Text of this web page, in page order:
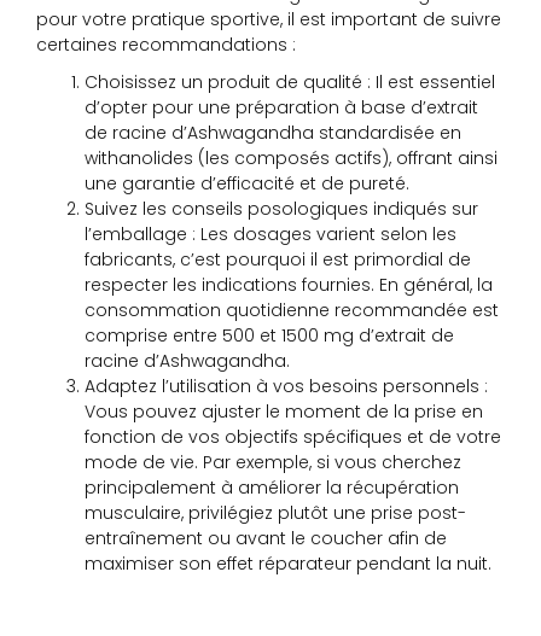
pour votre pratique sportive, il est important de suivre
certaines recommandations :
Choisissez un produit de qualité : Il est essentiel
d’opter pour une préparation à base d’extrait
de racine d’Ashwagandha standardisée en
withanolides (les composés actifs), offrant ainsi
une garantie d’efficacité et de pureté.
Suivez les conseils posologiques indiqués sur
l’emballage : Les dosages varient selon les
fabricants, c’est pourquoi il est primordial de
respecter les indications fournies. En général, la
consommation quotidienne recommandée est
comprise entre 500 et 1500 mg d’extrait de
racine d’Ashwagandha.
Adaptez l’utilisation à vos besoins personnels :
Vous pouvez ajuster le moment de la prise en
fonction de vos objectifs spécifiques et de votre
mode de vie. Par exemple, si vous cherchez
principalement à améliorer la récupération
musculaire, privilégiez plutôt une prise post-
entraînement ou avant le coucher afin de
maximiser son effet réparateur pendant la nuit.